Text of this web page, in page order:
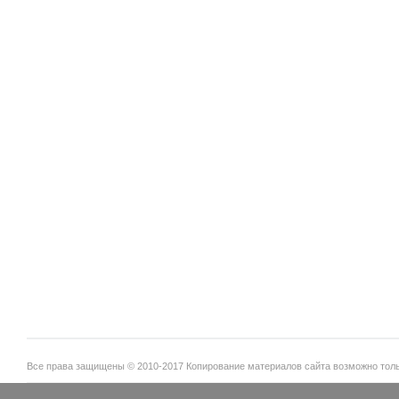
Все права защищены © 2010-2017 Копирование материалов сайта возможно